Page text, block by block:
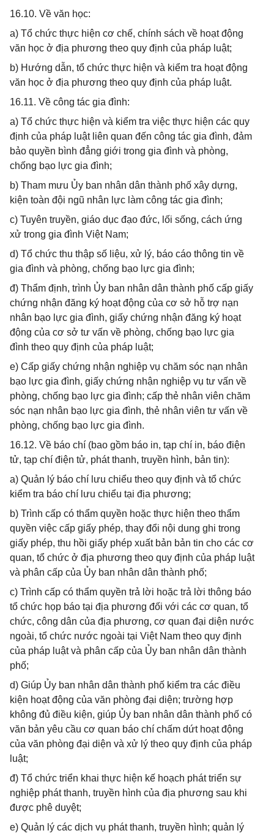
16.10. Về văn học:
a) Tổ chức thực hiện cơ chế, chính sách về hoạt động
văn học ở địa phương theo quy định của pháp luật;
b) Hướng dẫn, tổ chức thực hiện và kiểm tra hoạt động
văn học ở địa phương theo quy định của pháp luật.
16.11. Về công tác gia đình:
a) Tổ chức thực hiện và kiểm tra việc thực hiện các quy
định của pháp luật liên quan đến công tác gia đình, đảm
bảo quyền bình đẳng giới trong gia đình và phòng,
chống bạo lực gia đình;
b) Tham mưu Ủy ban nhân dân thành phố xây dựng,
kiện toàn đội ngũ nhân lực làm công tác gia đình;
c) Tuyên truyền, giáo dục đạo đức, lối sống, cách ứng
xử trong gia đình Việt Nam;
d) Tổ chức thu thập số liệu, xử lý, báo cáo thông tin về
gia đình và phòng, chống bạo lực gia đình;
đ) Thẩm định, trình Ủy ban nhân dân thành phố cấp giấy
chứng nhận đăng ký hoạt động của cơ sở hỗ trợ nạn
nhân bạo lực gia đình, giấy chứng nhận đăng ký hoạt
động của cơ sở tư vấn về phòng, chống bạo lực gia
đình theo quy định của pháp luật;
e) Cấp giấy chứng nhận nghiệp vụ chăm sóc nạn nhân
bạo lực gia đình, giấy chứng nhận nghiệp vụ tư vấn về
phòng, chống bạo lực gia đình; cấp thẻ nhân viên chăm
sóc nạn nhân bạo lực gia đình, thẻ nhân viên tư vấn về
phòng, chống bạo lực gia đình.
16.12. Về báo chí (bao gồm báo in, tạp chí in, báo điện
tử, tạp chí điện tử, phát thanh, truyền hình, bản tin):
a) Quản lý báo chí lưu chiểu theo quy định và tổ chức
kiểm tra báo chí lưu chiểu tại địa phương;
b) Trình cấp có thẩm quyền hoặc thực hiện theo thẩm
quyền việc cấp giấy phép, thay đổi nội dung ghi trong
giấy phép, thu hồi giấy phép xuất bản bản tin cho các cơ
quan, tổ chức ở địa phương theo quy định của pháp luật
và phân cấp của Ủy ban nhân dân thành phố;
c) Trình cấp có thẩm quyền trả lời hoặc trả lời thông báo
tổ chức họp báo tại địa phương đối với các cơ quan, tổ
chức, công dân của địa phương, cơ quan đại diện nước
ngoài, tổ chức nước ngoài tại Việt Nam theo quy định
của pháp luật và phân cấp của Ủy ban nhân dân thành
phố;
d) Giúp Ủy ban nhân dân thành phố kiểm tra các điều
kiện hoạt động của văn phòng đại diện; trường hợp
không đủ điều kiện, giúp Ủy ban nhân dân thành phố có
văn bản yêu cầu cơ quan báo chí chấm dứt hoạt động
của văn phòng đại diện và xử lý theo quy định của pháp
luật;
đ) Tổ chức triển khai thực hiện kế hoạch phát triển sự
nghiệp phát thanh, truyền hình của địa phương sau khi
được phê duyệt;
e) Quản lý các dịch vụ phát thanh, truyền hình; quản lý